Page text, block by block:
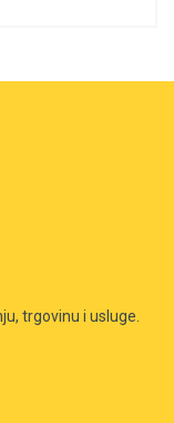
trgovinu i usluge.